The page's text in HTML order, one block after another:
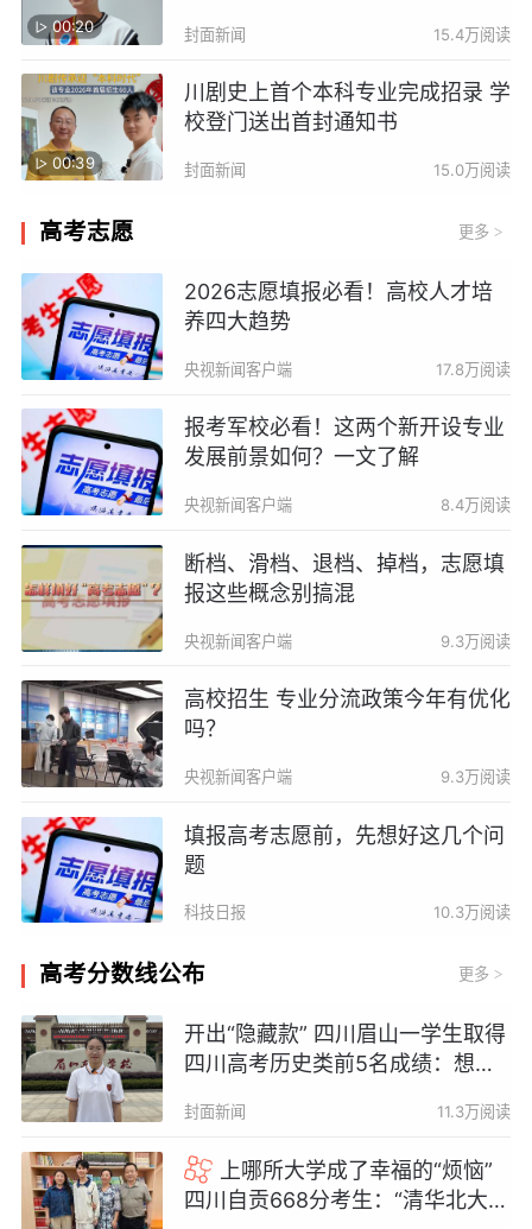
00:20 封面新闻 15.4万阅读
00:39
川剧史上首个本科专业完成招录 学
校登门送出首封通知书
封面新闻 15.0万阅读
高考志愿 更多 >
2026志愿填报必看！高校人才培
养四大趋势
央视新闻客户端 17.8万阅读
报考军校必看！这两个新开设专业
发展前景如何？一文了解
央视新闻客户端 8.4万阅读
断档、滑档、退档、掉档，志愿填
报这些概念别搞混
央视新闻客户端 9.3万阅读
高校招生 专业分流政策今年有优化
吗？
央视新闻客户端 9.3万阅读
填报高考志愿前，先想好这几个问
题
科技日报 10.3万阅读
高考分数线公布 更多 >
开出“隐藏款” 四川眉山一学生取得
四川高考历史类前5名成绩：想报
封面新闻 11.3万阅读
上哪所大学成了幸福的“烦恼”
四川自贡668分考生：“清华北大都